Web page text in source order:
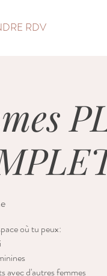
RDV
où tu peux:
avec d'autres femmes